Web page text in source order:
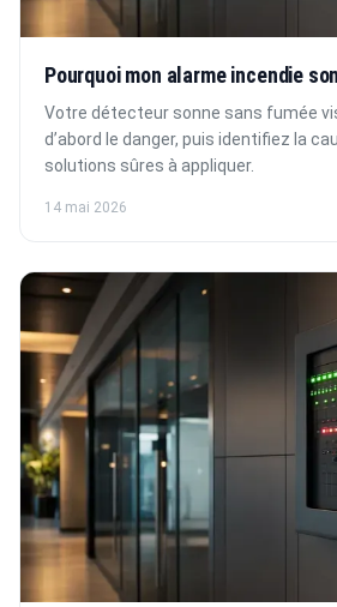
Pourquoi mon alarme incendie
Votre détecteur sonne sans fumée
d’abord le danger, puis identifiez la
solutions sûres à appliquer.
14 mai 2026